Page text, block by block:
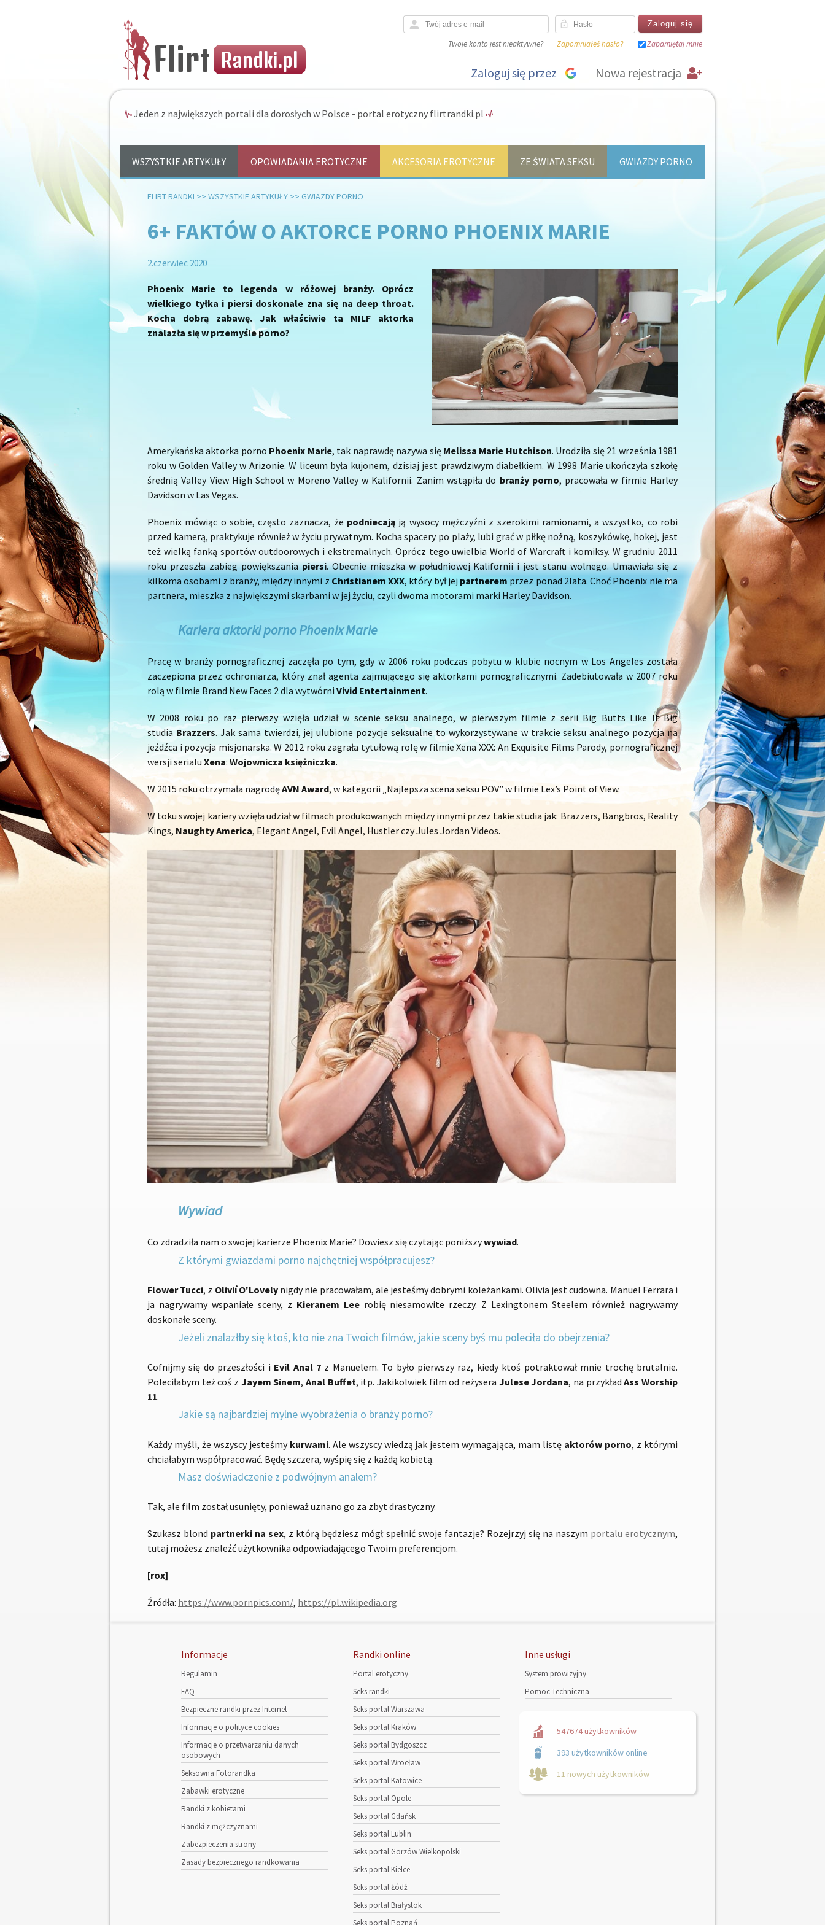
Flirt Randki.pl
person lock_open
Twoje konto jest nieaktywne? Zapomniałeś hasło? Zapamiętaj mnie
Nowa rejestracja
Sign in
Zaloguj się przez
Jeden z największych portali dla dorosłych w Polsce - portal erotyczny flirtrandki.pl
WSZYSTKIE ARTYKUŁY OPOWIADANIA EROTYCZNE AKCESORIA EROTYCZNE ZE ŚWIATA SEKSU GWIAZDY PORNO
FLIRT RANDKI >> WSZYSTKIE ARTYKUŁY >> GWIAZDY PORNO
6+ FAKTÓW O AKTORCE PORNO PHOENIX MARIE
2.czerwiec 2020
Phoenix Marie to legenda w różowej branży. Oprócz
wielkiego tyłka i piersi doskonale zna się na deep throat.
Kocha dobrą zabawę. Jak właściwie ta MILF aktorka
znalazła się w przemyśle porno?
Amerykańska aktorka porno Phoenix Marie, tak naprawdę nazywa się Melissa Marie Hutchison. Urodziła się 21 września 1981
roku w Golden Valley w Arizonie. W liceum była kujonem, dzisiaj jest prawdziwym diabełkiem. W 1998 Marie ukończyła szkołę
średnią Valley View High School w Moreno Valley w Kalifornii. Zanim wstąpiła do branży porno, pracowała w firmie Harley
Davidson w Las Vegas.
Phoenix mówiąc o sobie, często zaznacza, że podniecają ją wysocy mężczyźni z szerokimi ramionami, a wszystko, co robi
przed kamerą, praktykuje również w życiu prywatnym. Kocha spacery po plaży, lubi grać w piłkę nożną, koszykówkę, hokej, jest
też wielką fanką sportów outdoorowych i ekstremalnych. Oprócz tego uwielbia World of Warcraft i komiksy. W grudniu 2011
roku przeszła zabieg powiększaniapiersi. Obecnie mieszka w południowej Kalifornii i jest stanu wolnego. Umawiała się z
kilkoma osobami z branży, między innymi z Christianem XXX, który był jej partnerem przez ponad 2lata. Choć Phoenix nie ma
partnera, mieszka z największymi skarbami w jej życiu, czyli dwoma motorami marki Harley Davidson.
Kariera aktorki porno Phoenix Marie
Pracę w branży pornograficznej zaczęła po tym, gdy w 2006 roku podczas pobytu w klubie nocnym w Los Angeles została
zaczepiona przez ochroniarza, który znał agenta zajmującego się aktorkami pornograficznymi. Zadebiutowała w 2007 roku
rolą w filmie Brand New Faces 2 dla wytwórniVivid Entertainment.
W 2008 roku po raz pierwszy wzięła udział w scenie seksu analnego, w pierwszym filmie z serii Big Butts Like It Big
studia Brazzers. Jak sama twierdzi, jej ulubione pozycje seksualne to wykorzystywane w trakcie seksu analnego pozycja na
jeźdźca i pozycja misjonarska. W 2012 roku zagrała tytułową rolę w filmie Xena XXX: An Exquisite Films Parody, pornograficznej
wersji serialu Xena: Wojownicza księżniczka.
W 2015 roku otrzymała nagrodęAVN Award, w kategorii „Najlepsza scena seksu POV” w filmie Lex’s Point of View.
W toku swojej kariery wzięła udział w filmach produkowanych między innymi przez takie studia jak: Brazzers, Bangbros, Reality
Kings, NaughtyAmerica, Elegant Angel, Evil Angel, Hustler czy Jules Jordan Videos.
Wywiad
Co zdradziła nam o swojej karierze Phoenix Marie? Dowiesz się czytając poniższywywiad.
Z którymi gwiazdami porno najchętniej współpracujesz?
Flower Tucci, z Olivií O'Lovelynigdy nie pracowałam, ale jesteśmy dobrymi koleżankami. Olivia jest cudowna. Manuel Ferrara i
ja nagrywamy wspaniałe sceny, z Kieranem Leerobię niesamowite rzeczy. Z Lexingtonem Steelem również nagrywamy
doskonałe sceny.
Jeżeli znalazłby się ktoś, kto nie zna Twoich filmów, jakie sceny byś mu poleciła do obejrzenia?
Cofnijmy się do przeszłości i Evil Anal 7z Manuelem. To było pierwszy raz, kiedy ktoś potraktował mnie trochę brutalnie.
Poleciłabym też coś z Jayem Sinem,Anal Buffet, itp. Jakikolwiek film od reżysera Julese Jordana, na przykładAss Worship
11.
Jakie są najbardziej mylne wyobrażenia o branży porno?
Każdy myśli, że wszyscy jesteśmy kurwami. Ale wszyscy wiedzą jak jestem wymagająca, mam listę aktorów porno, z którymi
chciałabym współpracować. Będę szczera, wyśpię się z każdą kobietą.
Masz doświadczenie z podwójnym analem?
Tak, ale film został usunięty, ponieważ uznano go za zbyt drastyczny.
Szukasz blond partnerki na sex, z którą będziesz mógł spełnić swoje fantazje? Rozejrzyj się na naszym portalu erotycznym,
tutaj możesz znaleźć użytkownika odpowiadającego Twoim preferencjom.
[rox]
Źródła: https://www.pornpics.com/, https://pl.wikipedia.org
Informacje
Regulamin
FAQ
Bezpieczne randki przez Internet
Informacje o polityce cookies
Informacje o przetwarzaniu danych
osobowych
Seksowna Fotorandka
Zabawki erotyczne
Randki z kobietami
Randki z mężczyznami
Zabezpieczenia strony
Zasady bezpiecznego randkowania
Randki online
Portal erotyczny
Seks randki
Seks portal Warszawa
Seks portal Kraków
Seks portal Bydgoszcz
Seks portal Wrocław
Seks portal Katowice
Seks portal Opole
Seks portal Gdańsk
Seks portal Lublin
Seks portal Gorzów Wielkopolski
Seks portal Kielce
Seks portal Łódź
Seks portal Białystok
Seks portal Poznań
Inne usługi
System prowizyjny
Pomoc Techniczna
547674 użytkowników
393 użytkowników online
11 nowych użytkowników